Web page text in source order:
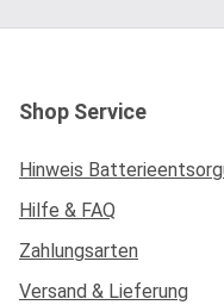
Shop Service
Hinweis
Hilfe & FAQ
Zahlungsarten
Versand & Lieferung